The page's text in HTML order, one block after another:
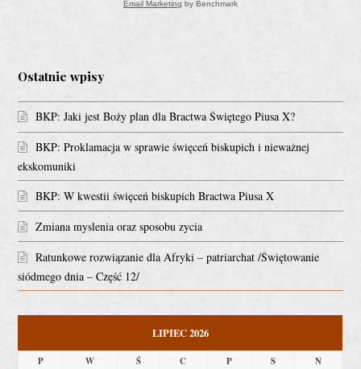
Email Marketing by Benchmark
Ostatnie wpisy
BKP: Jaki jest Boży plan dla Bractwa Świętego Piusa X?
BKP: Proklamacja w sprawie święceń biskupich i nieważnej
ekskomuniki
BKP: W kwestii święceń biskupich Bractwa Piusa X
Zmiana myslenia oraz sposobu zycia
Ratunkowe rozwiązanie dla Afryki – patriarchat /Świętowanie
siódmego dnia – Część 12/
LIPIEC 2026
P W Ś C P S N